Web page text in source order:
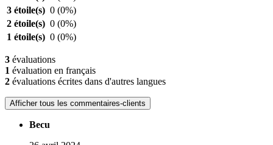
3 étoile(s) 0 (0%)
2 étoile(s) 0 (0%)
1 étoile(s) 0 (0%)
3 évaluations
1 évaluation en français
2 évaluations écrites dans d'autres langues
Afficher tous les commentaires-clients
Becu